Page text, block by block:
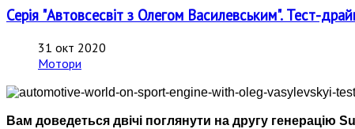
Серія "Автовсесвіт з Олегом Василевським". Тест-
31 окт 2020
Мотори
Вам доведеться двічі поглянути на другу генерацію